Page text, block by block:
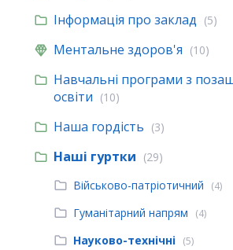
Інформація про заклад (5)
Ментальне здоров'я (10)
Навчальні програми з
освіти (10)
Наша гордість (3)
Наші гуртки (29)
Військово-патріотичний
(4)
Гуманітарний напрям (4)
Науково-технічні (5)